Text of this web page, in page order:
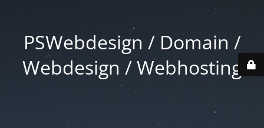
PSWebdesign / Domain /
Webdesign / Webhosting